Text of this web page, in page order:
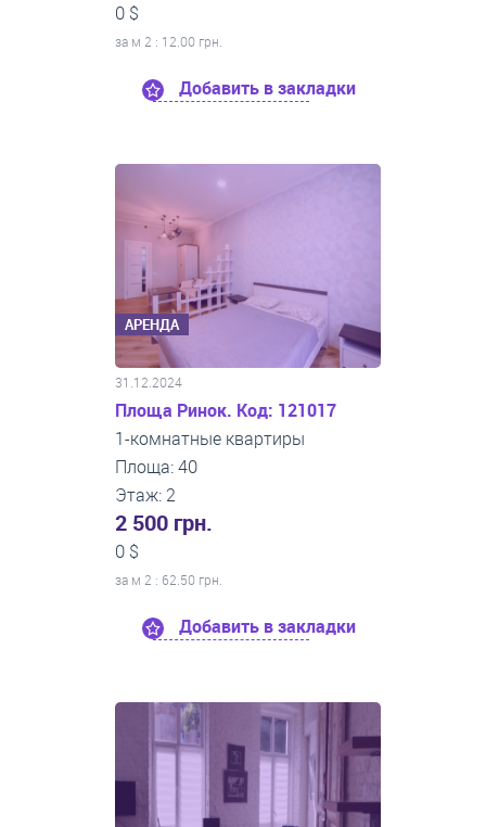
0 $
за м 2 : 12.00 грн.
Добавить в закладки
АРЕНДА
31.12.2024
Площа Ринок. Код: 121017
1-комнатные квартиры
Площа: 40
Этаж: 2
2 500 грн.
0 $
за м 2 : 62.50 грн.
Добавить в закладки